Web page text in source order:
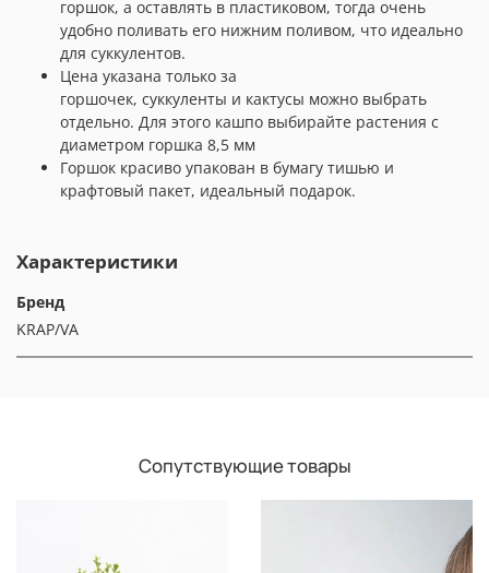
горшок, а оставлять в пластиковом, тогда очень
удобно поливать его нижним поливом, что идеально
для суккулентов.
Цена указана только за
горшочек, суккуленты и кактусы можно выбрать
отдельно. Для этого кашпо выбирайте растения с
диаметром горшка 8,5 мм
Горшок красиво упакован в бумагу тишью и
крафтовый пакет, идеальный подарок.
Характеристики
Бренд
KRAP/VA
Сопутствующие товары